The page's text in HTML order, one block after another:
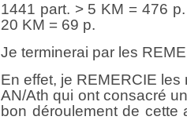
1441 part. > 5 KM = 476
20 KM = 69 p.
Je terminerai par les
En effet, je REMERCIE
AN/Ath qui ont consacré
bon déroulement de cette